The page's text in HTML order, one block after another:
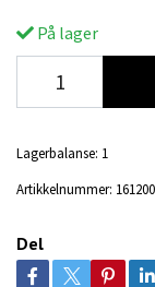
På lager
Lagerbalanse: 1
Artikkelnummer:
Del